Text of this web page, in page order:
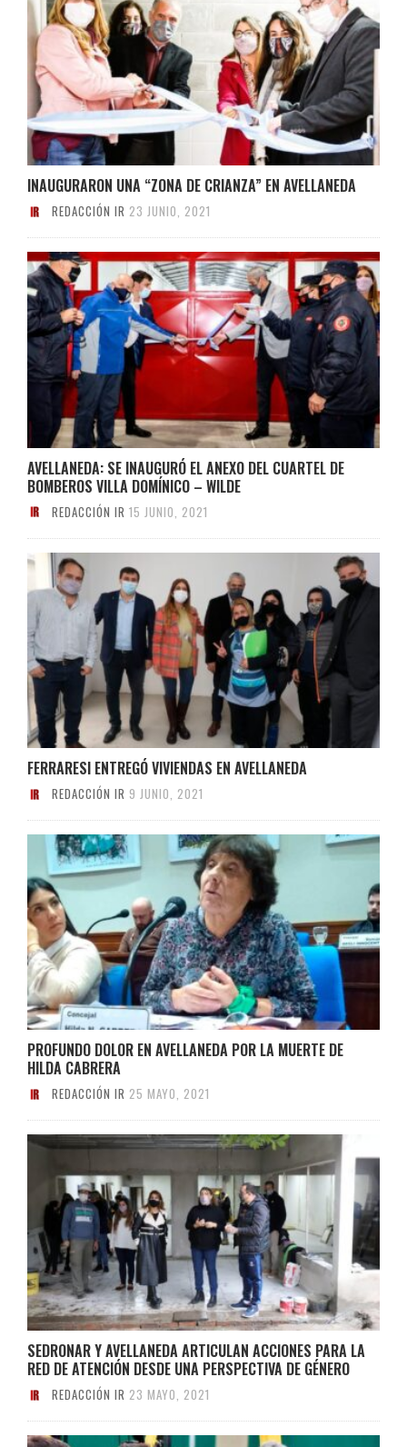
INAUGURARON UNA “ZONA DE CRIANZA” EN AVELLANEDA
REDACCIÓN IR 23 JUNIO, 2021
AVELLANEDA: SE INAUGURÓ EL ANEXO DEL CUARTEL DE
BOMBEROS VILLA DOMÍNICO – WILDE
REDACCIÓN IR 15 JUNIO, 2021
FERRARESI ENTREGÓ VIVIENDAS EN AVELLANEDA
REDACCIÓN IR 9 JUNIO, 2021
PROFUNDO DOLOR EN AVELLANEDA POR LA MUERTE DE
HILDA CABRERA
REDACCIÓN IR 25 MAYO, 2021
SEDRONAR Y AVELLANEDA ARTICULAN ACCIONES PARA LA
RED DE ATENCIÓN DESDE UNA PERSPECTIVA DE GÉNERO
REDACCIÓN IR 23 MAYO, 2021